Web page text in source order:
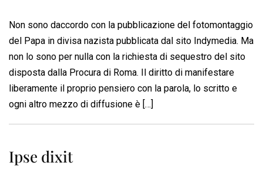
Non sono daccordo con la pubblicazione del fotomontaggio
del Papa in divisa nazista pubblicata dal sito Indymedia. Ma
non lo sono per nulla con la richiesta di sequestro del sito
disposta dalla Procura di Roma. Il diritto di manifestare
liberamente il proprio pensiero con la parola, lo scritto e
ogni altro mezzo di diffusione è […]
Ipse dixit